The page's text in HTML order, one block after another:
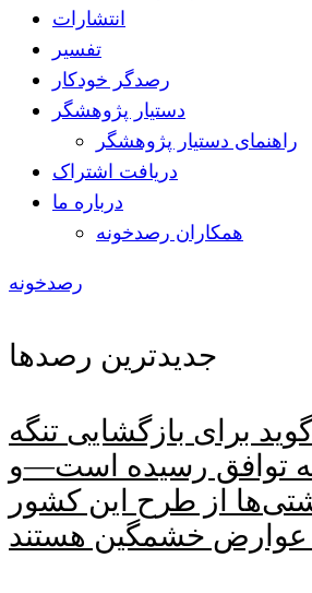
انتشارات
تفسیر
رصدگر خودکار
دستیار پژوهشگر
راهنمای دستیار پژوهشگر
دریافت اشتراک
درباره ما
همکاران رصدخونه
رصدخونه
جدیدترین رصدها
برای بازگشایی تنگه
توافق رسیده است—و
از طرح این کشور
عوارض خشمگین هستند